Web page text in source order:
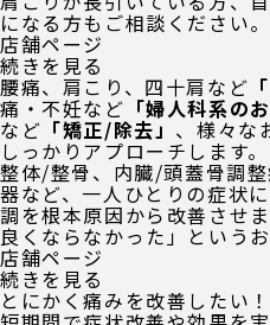
になる方もご相談ください。
店舗ページ
店
舗
ペ
ー
ジ
の
続きを見る
腰痛、肩こり、四十肩など
痛・不妊など 「婦人科系の
など 「矯正/除去」 、様々な
しっかりアプローチします。
整体/整骨、内臓/頭蓋骨調
器など、一人ひとりの症状
調を根本原因から改善させ
良くならなかった」という
店舗ページ
店
舗
続きを見る
とにかく痛みを改善したい！